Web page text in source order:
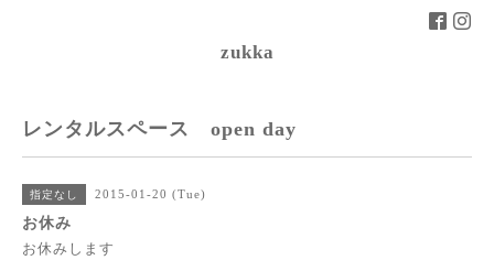
zukka
レンタルスペース open day
指定なし 2015-01-20 (Tue)
お休み
お休みします